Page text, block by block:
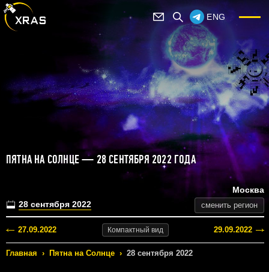
ENG
ПЯТНА НА СОЛНЦЕ — 28 СЕНТЯБРЯ 2022 ГОДА
28 сентября 2022
Москва
сменить регион
27.09.2022 Компактный вид 29.09.2022
Главная › Пятна на Солнце › 28 сентября 2022